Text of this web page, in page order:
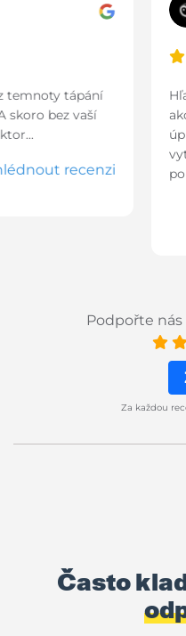
Anita Šestáková
Hľadala som intenzívny
ako sa naučiť nemecky,
úplne očaril. Mladý a
vytvoril prostredie, v
pohodlne a nebojácne.
Podpořte
Za každou
Často